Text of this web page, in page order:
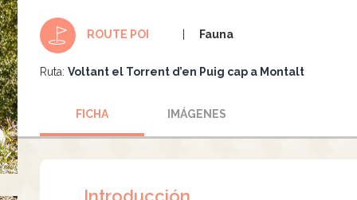
ROUTE POI Fauna
Ruta: Voltant el Torrent d’en Puig cap a Montalt
FICHA IMÁGENES